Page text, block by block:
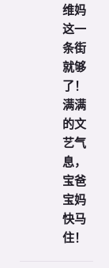
维妈
这一
条街
就够
了！
满满
的文
艺气
息，
宝爸
宝妈
快马
住！